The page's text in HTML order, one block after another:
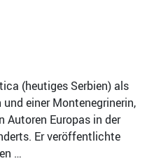
(heutiges Serbien) als
einer Montenegrinerin,
Autoren Europas in der
Er veröffentlichte
…